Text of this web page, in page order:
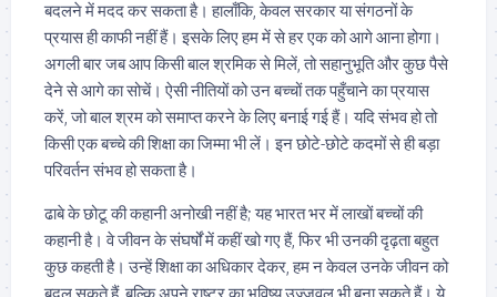
बदलने में मदद कर सकता है। हालाँकि, केवल सरकार या संगठनों के
प्रयास ही काफी नहीं हैं। इसके लिए हम में से हर एक को आगे आना होगा।
अगली बार जब आप किसी बाल श्रमिक से मिलें, तो सहानुभूति और कुछ पैसे
देने से आगे का सोचें। ऐसी नीतियों को उन बच्चों तक पहुँचाने का प्रयास
करें, जो बाल श्रम को समाप्त करने के लिए बनाई गई हैं। यदि संभव हो तो
किसी एक बच्चे की शिक्षा का जिम्मा भी लें। इन छोटे-छोटे कदमों से ही बड़ा
परिवर्तन संभव हो सकता है।
ढाबे के छोटू की कहानी अनोखी नहीं है; यह भारत भर में लाखों बच्चों की
कहानी है। वे जीवन के संघर्षों में कहीं खो गए हैं, फिर भी उनकी दृढ़ता बहुत
कुछ कहती है। उन्हें शिक्षा का अधिकार देकर, हम न केवल उनके जीवन को